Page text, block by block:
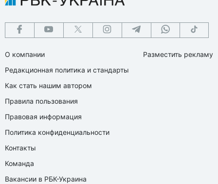
О компании
Редакционная политика и стандарты
Как стать нашим автором
Правила пользования
Правовая информация
Политика конфиденциальности
Контакты
Команда
Вакансии в РБК-Украина
Разместить рекламу